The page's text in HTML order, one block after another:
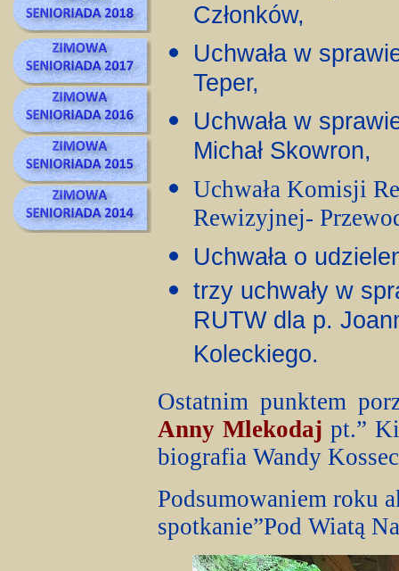
Członków,
Uchwała w
Teper,
Uchwała w
Michał Skowron,
Uchwała Komisji
Rewizyjnej-
Uchwała o
trzy uchwały w
RUTW dla p.
Koleckiego.
Ostatnim punktem
Anny Mlekodaj pt.”
biografia Wandy
Podsumowaniem roku
spotkanie”Pod Wiatą